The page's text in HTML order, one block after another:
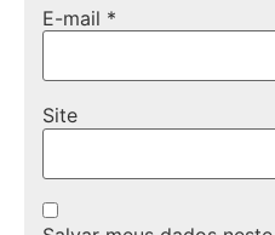
E-mail *
Site